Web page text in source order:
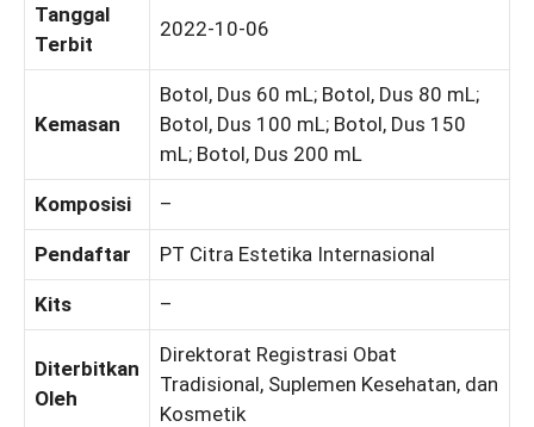
Tanggal
Terbit
2022-10-06
Kemasan
Botol, Dus 60 mL; Botol, Dus 80 mL;
Botol, Dus 100 mL; Botol, Dus 150
mL; Botol, Dus 200 mL
Komposisi –
Pendaftar PT Citra Estetika Internasional
Kits –
Diterbitkan
Oleh
Direktorat Registrasi Obat
Tradisional, Suplemen Kesehatan, dan
Kosmetik